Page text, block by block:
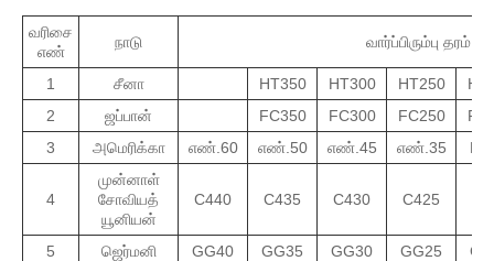
வரிசை
எண்
நாடு வார்ப்பிரும்பு தரம்
1 சீனா HT350 HT300 HT250
2
ஜப்பான் FC350 FC300 FC250
3
அமெரிக்கா எண்.60 எண்.50 எண்.45 எண்.35
4
முன்னாள்
சோவியத்
யூனியன்
C440 C435 C430 C425
5 ஜெர்மனி GG40 GG35 GG30 GG25